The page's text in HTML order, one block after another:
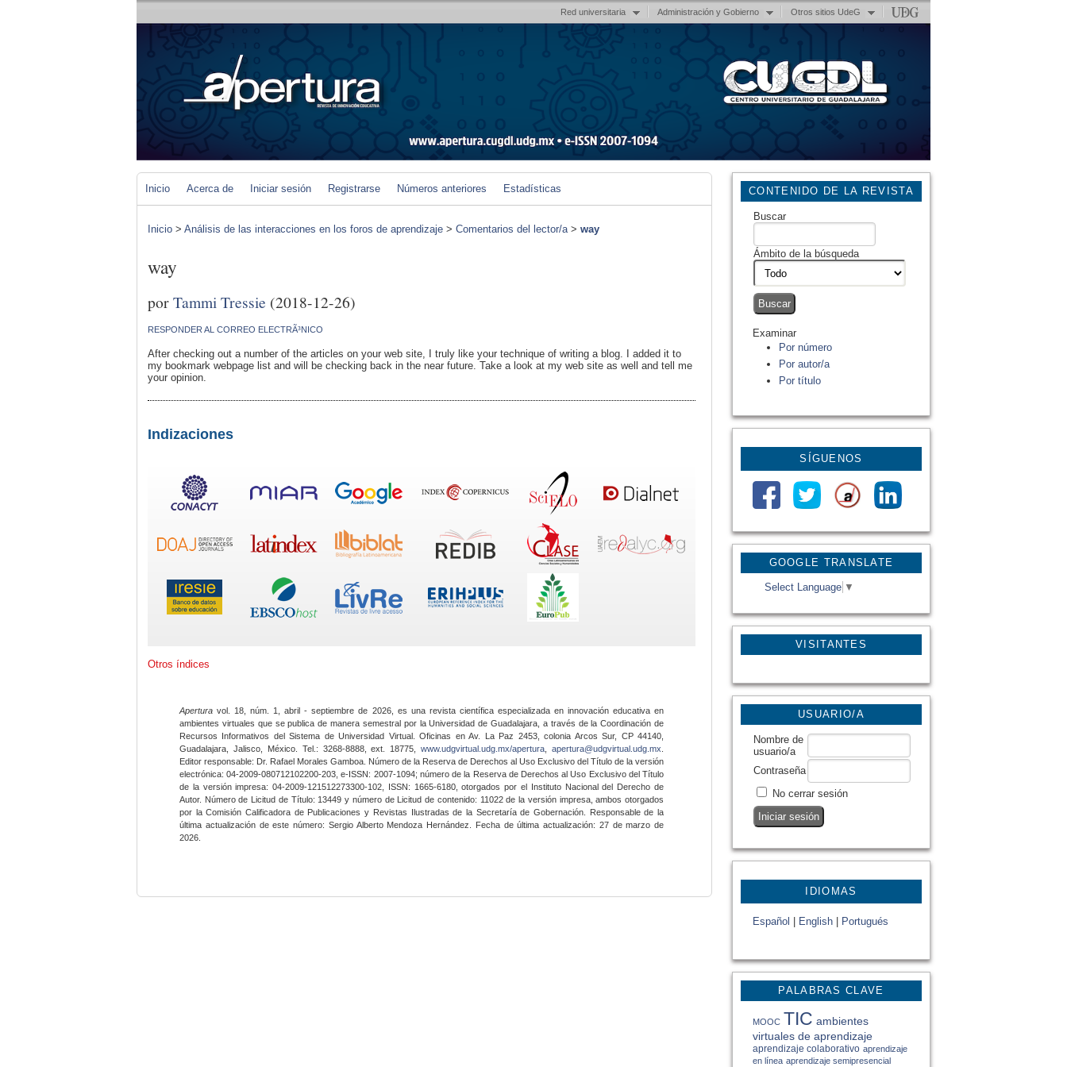
Red universitaria Administración y Gobierno Otros sitios UdeG
GOOGLE TRANSLATE
Select Language ▼
VISITANTES
CONTENIDO DE LA REVISTA
Buscar
Ámbito de la búsqueda
Examinar
Por número
Por autor/a
Por título
SÍGUENOS
USUARIO/A
Nombre de
usuario/a
Contraseña
No cerrar sesión
IDIOMAS
Español English Portugués
PALABRAS CLAVE
MOOC TIC ambientes
virtuales de aprendizaje
aprendizaje colaborativo aprendizaje
en línea aprendizaje semipresencial
Inicio Acerca de Iniciar sesión Registrarse Números anteriores Estadísticas
Inicio > Análisis de las interacciones en los foros de aprendizaje > Comentarios del lector/a> way
way
porTammi Tressie (2018-12-26)
RESPONDER AL CORREO ELECTRÃ³NICO
After checking out a number of the articles on your web site, I truly like your technique of writing a blog. I added it to
my bookmark webpage list and will be checking back in the near future. Take a look at my web site as well and tell me
your opinion.
Indizaciones
Otros índices
Apertura vol. 18, núm. 1, abril - septiembre de 2026, es una revista científica especializada en innovación educativa en
ambientes virtuales que se publica de manera semestral por la Universidad de Guadalajara, a través de la Coordinación de
Recursos Informativos del Sistema de Universidad Virtual. Oficinas en Av. La Paz 2453, colonia Arcos Sur, CP 44140,
Guadalajara, Jalisco, México. Tel.: 3268-8888, ext. 18775,www.udgvirtual.udg.mx/apertura apertura@udgvirtual.udg.mx
Editor responsable: Dr. Rafael Morales Gamboa. Número de la Reserva de Derechos al Uso Exclusivo del Título de la versión
electrónica: 04-2009-080712102200-203, e-ISSN: 2007-1094; número de la Reserva de Derechos al Uso Exclusivo del Título
de la versión impresa: 04-2009-121512273300-102, ISSN: 1665-6180, otorgados por el Instituto Nacional del Derecho de
Autor. Número de Licitud de Título: 13449 y número de Licitud de contenido: 11022 de la versión impresa, ambos otorgados
por la Comisión Calificadora de Publicaciones y Revistas Ilustradas de la Secretaría de Gobernación. Responsable de la
última actualización de este número: Sergio Alberto Mendoza Hernández. Fecha de última actualización: 27 de marzo de
2026.